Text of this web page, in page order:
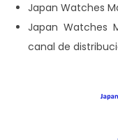
Japan Watches
Japan Watches
canal de